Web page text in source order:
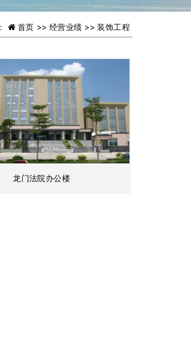
首页 >> 经营业绩 >>装饰工程
龙门法院办公楼